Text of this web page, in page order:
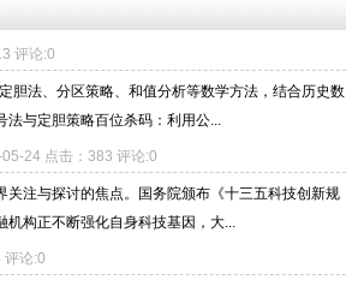
评论:0
胆法、分区策略、和值分析等数学方法，结合历史数
法与定胆策略百位杀码：利用公...
24 点击：383 评论:0
注与探讨的焦点。国务院颁布《十三五科技创新规
构正不断强化自身科技基因，大...
论:0